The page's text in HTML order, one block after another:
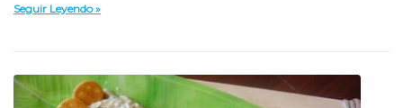
Seguir Leyendo